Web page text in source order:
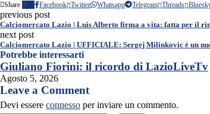
Share 0 Facebook Twitter Whatsapp Telegram Threads
previous post
Calciomercato Lazio | Luis Alberto firma a vita: fatta per il
next post
Calciomercato Lazio | UFFICIALE: Sergej Milinkovic è un
Potrebbe interessarti
Giuliano Fiorini: il ricordo di LazioLiveTv
Agosto 5, 2026
Leave a Comment
Devi essere connesso per inviare un commento.